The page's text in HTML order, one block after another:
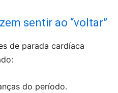
sentir ao “voltar”
de parada cardíaca
do período.